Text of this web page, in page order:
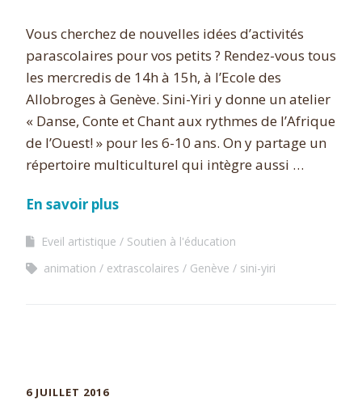
Vous cherchez de nouvelles idées d’activités
parascolaires pour vos petits ? Rendez-vous tous
les mercredis de 14h à 15h, à l’Ecole des
Allobroges à Genève. Sini-Yiri y donne un atelier
« Danse, Conte et Chant aux rythmes de l’Afrique
de l’Ouest! » pour les 6-10 ans. On y partage un
répertoire multiculturel qui intègre aussi …
En savoir plus
Eveil artistique
Soutien à l'éducation
animation
extrascolaires Genève sini-yiri
6 JUILLET 2016